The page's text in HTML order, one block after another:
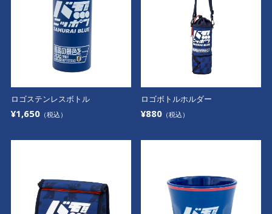
ロゴステンレスボトル
¥1,650（税込）
ロゴボトルホルダー
¥880 （税込）